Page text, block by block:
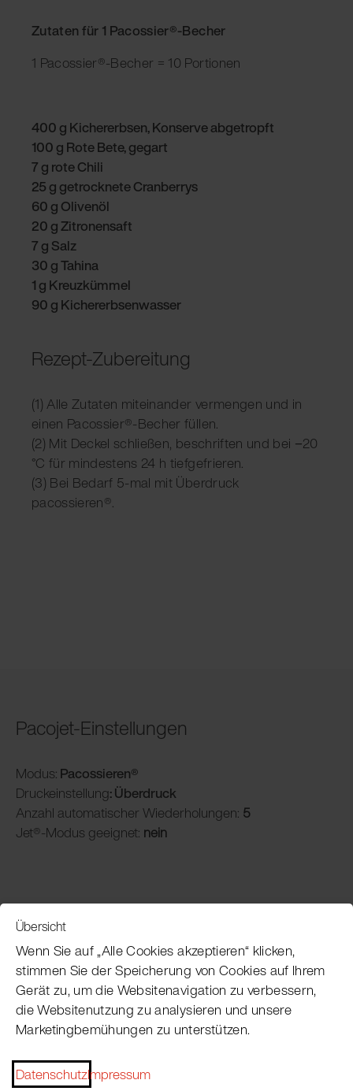
Zutaten für 1 Pacossier®-Becher
1 Pacossier®-Becher = 10 Portionen
400 g Kichererbsen, Konserve abgetropft
100 g Rote Bete, gegart
7 g rote Chili
25 g getrocknete Cranberrys
60 g Olivenöl
20 g Zitronensaft
7 g Salz
30 g Tahina
1 g Kreuzkümmel
90 g Kichererbsenwasser
Rezept-Zubereitung
(1) Alle Zutaten miteinander vermengen und in
einen Pacossier®-Becher füllen.
(2) Mit Deckel schließen, beschriften und bei −20
°C für mindestens 24 h tiefgefrieren.
(3) Bei Bedarf 5-mal mit Überdruck
pacossieren®.
Pacojet-Einstellungen
Modus: Pacossieren®
Druckeinstellung: Überdruck
Anzahl automatischer Wiederholungen: 5
Jet®-Modus geeignet: nein
Pacojet Newsletter
Möchten Sie regelmäßig über Neuigkeiten,
Laufenden bleiben?
Übersicht
Wenn Sie auf „Alle Cookies akzeptieren“ klicken,
stimmen Sie der Speicherung von Cookies auf Ihrem
Gerät zu, um die Websitenavigation zu verbessern,
die Websitenutzung zu analysieren und unsere
Marketingbemühungen zu unterstützen.
DatenschutzImpressum